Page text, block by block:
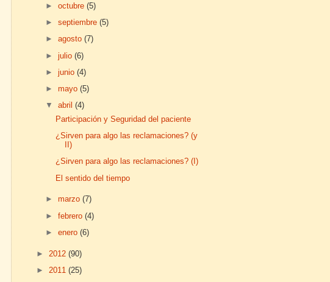
►octubre(5)
►septiembre(5)
►agosto(7)
►julio(6)
►junio(4)
►mayo(5)
▼abril(4)
Participación y Seguridad del paciente
¿Sirven para algo las reclamaciones? (y
II)
¿Sirven para algo las reclamaciones? (I)
El sentido del tiempo
►marzo(7)
►febrero(4)
►enero(6)
► 2012 (90)
► 2011 (25)